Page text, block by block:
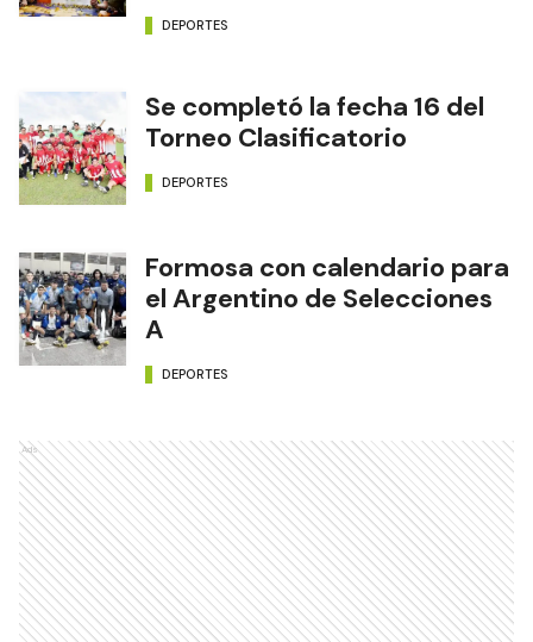
DEPORTES
Se completó la fecha 16 del
Torneo Clasificatorio
DEPORTES
Formosa con calendario para
el Argentino de Selecciones
A
DEPORTES
Ads